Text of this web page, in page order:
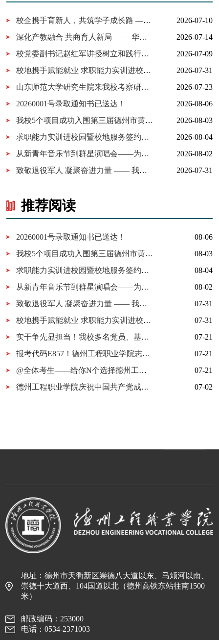
校企携手育新人，共筑学子成长路 ——百胜中国山东分公司来校交...
2026-07-10
深化产教融合 共商育人新局 —— 华为技术有限公司一行来我校考察...
2026-07-14
校党委副书记赵红军讲授树立和践行正确政绩观学习教育专题党课
2026-07-09
校地携手赋能就业 求职能力实训进校园暨校地服务签约仪式在我校...
2026-07-31
山东师范大学研究生院来我校考察研究生实习实践基地建设
2026-07-23
20260001号录取通知书已送达！
2026-08-06
我校5个项目成功入围第三届德州市黄炎培职业教育创新创业大赛决...
2026-08-03
求职能力实训进校园暨校地服务签约仪式在我校举行
2026-08-04
从新青年音乐节到群星演唱会——为什么又是德工？
2026-08-02
致敬退役军人 凝聚奋进力量 —— 我校开展 “八一建军节” 拥军茶...
2026-07-31
推荐阅读
20260001号录取通知书已送达！
08-06
我校5个项目成功入围第三届德州市黄炎培职业教育创新创业大赛决赛
08-03
求职能力实训进校园暨校地服务签约仪式在我校举行
08-04
从新青年音乐节到群星演唱会——为什么又是德工？
08-02
致敬退役军人 凝聚奋进力量 —— 我校开展 “八一建军节” 拥军茶话会
07-31
校地携手赋能就业 求职能力实训进校园暨校地服务签约仪式在我校顺利举行
07-31
实干争先显担当！我校多名党员、基层党组织获市级表彰！
07-21
报考代码E857！德州工程职业学院志愿填报指南
07-21
@全体考生——给你N个选择德州工程职业学院的理由
07-21
德州工程职业学院庆祝中国共产党成立105周年MV《旗帜》上线！用歌声唱响百年信仰！
07-02
地址：德州市天衢新区崇德八大道以东、马颊河以南、
崇德十大道西、104国道以北（德州高铁东站往南1500
米）
邮政编码：253000
电话：0534-2371003